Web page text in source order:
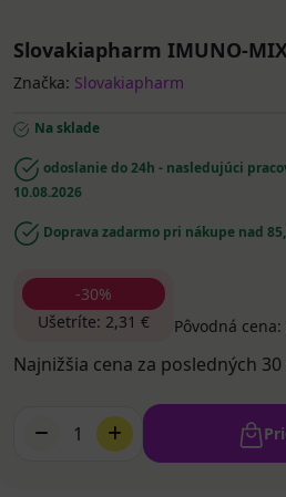
Slovakiapharm IMUNO-
Značka: Slovakiapharm
Na sklade
odoslanie do 24h - nasledujúci
10.08.2026
Doprava zadarmo pri nákupe nad
-30%
Ušetríte: 2,31 €
Pôvodná cena:
Najnižšia cena za posledných
1